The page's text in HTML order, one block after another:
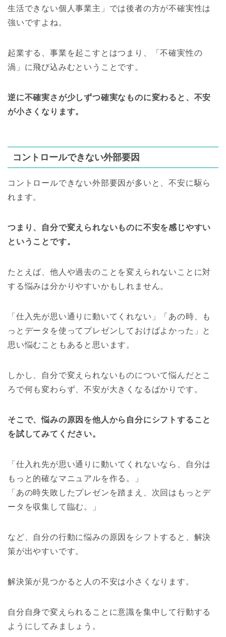
生活できない個人事業主」では後者の方が不確実性は
強いですよね。
起業する、事業を起こすとはつまり、「不確実性の
渦」に飛び込みむということです。
逆に不確実さが少しずつ確実なものに変わると、不安
が小さくなります。
コントロールできない外部要因
コントロールできない外部要因が多いと、不安に駆ら
れます。
つまり、自分で変えられないものに不安を感じやすい
ということです。
たとえば、他人や過去のことを変えられないことに対
する悩みは分かりやすいかもしれません。
「仕入先が思い通りに動いてくれない」「あの時、も
っとデータを使ってプレゼンしておけばよかった」と
思い悩むこともあると思います。
しかし、自分で変えられないものについて悩んだとこ
ろで何も変わらず、不安が大きくなるばかりです。
そこで、悩みの原因を他人から自分にシフトすること
を試してみてください。
「仕入れ先が思い通りに動いてくれないなら、自分は
もっと的確なマニュアルを作る。」
「あの時失敗したプレゼンを踏まえ、次回はもっとデ
ータを収集して臨む。」
など、自分の行動に悩みの原因をシフトすると、解決
策が出やすいです。
解決策が見つかると人の不安は小さくなります。
自分自身で変えられることに意識を集中して行動する
ようにしてみましょう。